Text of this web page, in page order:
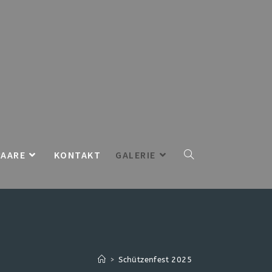
KONTAKT GALERIE
> Schützenfest 2025